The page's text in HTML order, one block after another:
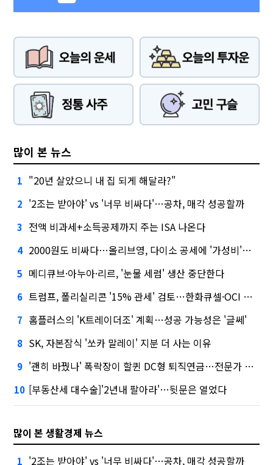
많이 본 뉴스
1 "20년 살았으니 내 집 되게 해달라?"
2 '2조는 받아야' vs '너무 비싸다'…공차, 매각 성공할까
3 전액 비과세+소득공제까지 주는 ISA 나온다
4 2000원도 비싸다…올리브영, 다이소 공세에 '가성비'로 맞불
5 메디큐브·아누아·리르, '눈물 세럼' 생산 중단한다
6 트럼프, 폴리실리콘 '15% 관세' 검토…한화큐셀·OCI 영향은?
7 홈플러스의 'K트레이더조' 계획…성공 가능성은 '글쎄'
8 SK, 자본잠식 '쏘카 말레이' 지분 더 사는 이유
9 '괜히 바꿨나' 폭락장이 할퀸 DC형 퇴직연금…전문가 조언은
10 [부동산세 대수술]'2년내 팔아라'…뒷문은 열었다
많이 본 생활경제 뉴스
1 '2조는 받아야' vs '너무 비싸다'…공차, 매각 성공할까